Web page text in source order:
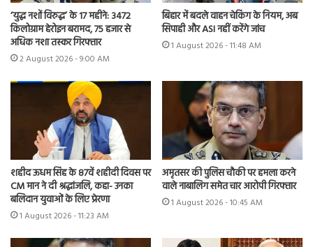
‘युद्ध नशों विरुद्ध’ के 17 महीने: 3472
किलोग्राम हेरोइन बरामद, 75 हजार से
अधिक नशा तस्कर गिरफ्तार
2 August 2026 - 9:00 AM
बिहार में बदले वाहन चेकिंग के नियम, अब
सिपाही और ASI नहीं करेंगे जांच
1 August 2026 - 11:48 AM
शहीद ऊधम सिंह के 87वें शहीदी दिवस पर
CM मान ने दी श्रद्धांजलि, कहा- उनका
बलिदान युवाओं के लिए प्रेरणा
1 August 2026 - 11:23 AM
अमृतसर की पुलिस चौकी पर हमला करने
वाले नाबालिग समेत चार आरोपी गिरफ्तार
1 August 2026 - 10:45 AM